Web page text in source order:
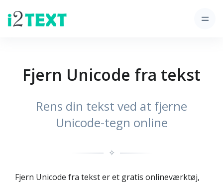
Fjern Unicode fra tekst
Rens din tekst ved at fjerne
Unicode-tegn online
✧
Fjern Unicode fra tekst er et gratis onlineværktøj,